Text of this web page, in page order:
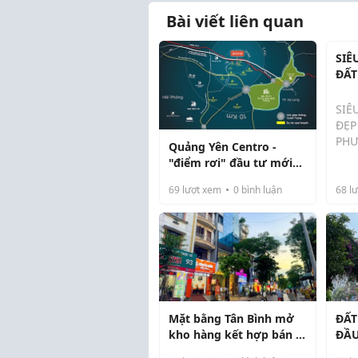
Bài viết liên quan
Quảng Yên Centro -
"điểm rơi" đầu tư mới
Quảng Ninh
69 lượt xem 0 bình luận
cực
Vị
–
68
Mặt bằng Tân Bình mở
kho hàng kết hợp bán lẻ